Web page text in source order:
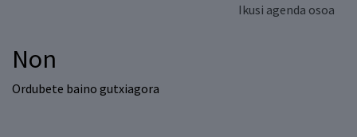
Ikusi agenda osoa
Non
Ordubete baino gutxiagora